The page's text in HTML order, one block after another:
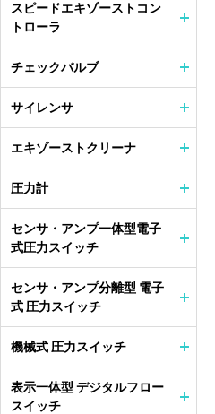
スピードエキゾーストコン
トローラ
チェックバルブ
サイレンサ
エキゾーストクリーナ
圧力計
センサ・アンプ一体型電子
式圧力スイッチ
センサ・アンプ分離型 電子
式 圧力スイッチ
機械式 圧力スイッチ
表示一体型 デジタルフロー
スイッチ